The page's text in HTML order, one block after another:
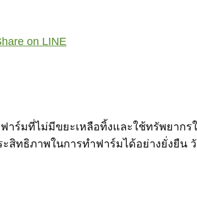
on LINE
ฟาร์มที่ไม่มีขยะเหลือทิ้งและใช้ทรัพยา
ทธิภาพในการทำฟาร์มได้อย่างยั่งยืน